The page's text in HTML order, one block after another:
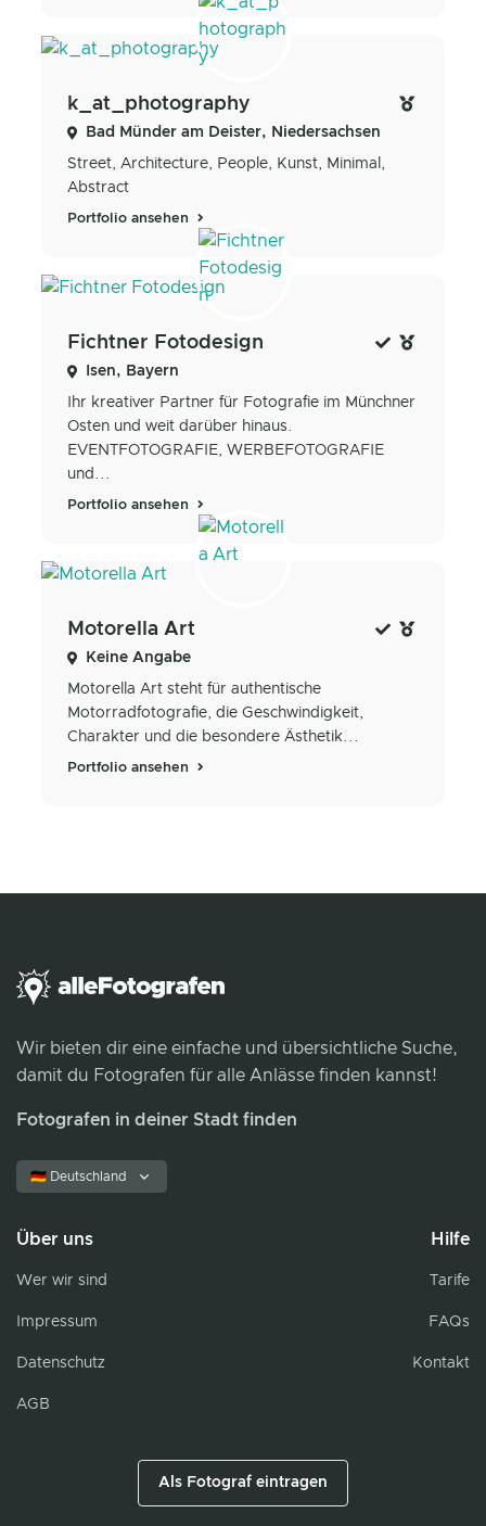
k_at_photography
Bad Münder am Deister, Niedersachsen
Street, Architecture, People, Kunst, Minimal,
Abstract
Portfolio ansehen
Fichtner Fotodesign
Isen, Bayern
Ihr kreativer Partner für Fotografie im Münchner
Osten und weit darüber hinaus.
EVENTFOTOGRAFIE, WERBEFOTOGRAFIE
und...
Portfolio ansehen
Motorella Art
Keine Angabe
Motorella Art steht für authentische
Motorradfotografie, die Geschwindigkeit,
Charakter und die besondere Ästhetik...
Portfolio ansehen
Wir bieten dir eine einfache und übersichtliche Suche,
damit du Fotografen für alle Anlässe finden kannst!
Fotografen in deiner Stadt finden
🇩🇪 Deutschland
Über uns
Wer wir sind
Impressum
Datenschutz
AGB
Hilfe
Tarife
FAQs
Kontakt
Als Fotograf eintragen